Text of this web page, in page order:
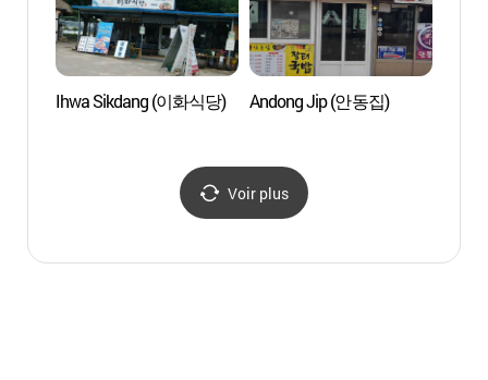
Ihwa Sikdang (이화식당) Andong Jip (안동집)
Voir plus